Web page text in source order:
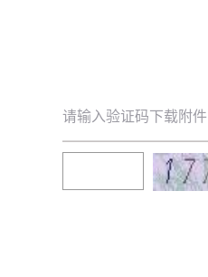
请输入验证码下载附件